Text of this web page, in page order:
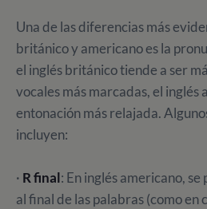
Una de las diferencias más
británico y americano es la
el inglés británico tiende a ser
vocales más marcadas, el inglés
entonación más relajada.
incluyen:
· R final: En inglés americano,
al final de las palabras (como en